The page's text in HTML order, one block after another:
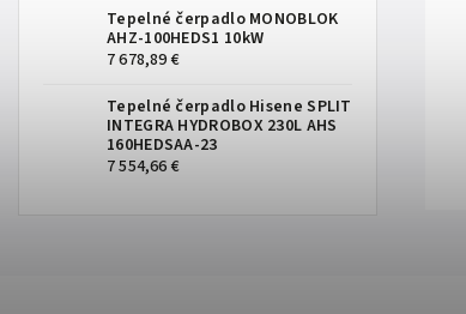
Tepelné čerpadlo MONOBLOK
AHZ-100HEDS1 10kW
7 678,89 €
Tepelné čerpadlo Hisene SPLIT
INTEGRA HYDROBOX 230L AHS
160HEDSAA-23
7 554,66 €